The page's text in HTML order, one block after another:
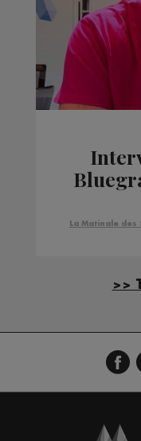
La Matinale des
>>